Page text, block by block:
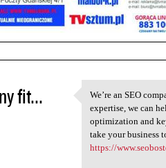
fit... We’re an SEO
We’re an SEO
expertise, we can
optimization and
take your business
https://